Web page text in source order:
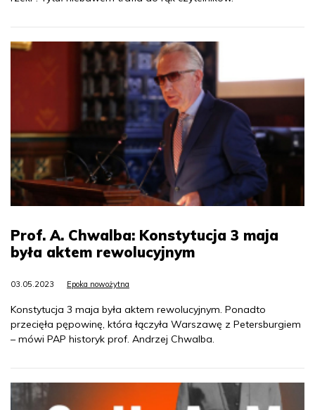
Prof. A. Chwalba: Konstytucja 3 maja
była aktem rewolucyjnym
03.05.2023 Epoka nowożytna
Konstytucja 3 maja była aktem rewolucyjnym. Ponadto
przecięła pępowinę, która łączyła Warszawę z Petersburgiem
– mówi PAP historyk prof. Andrzej Chwalba.